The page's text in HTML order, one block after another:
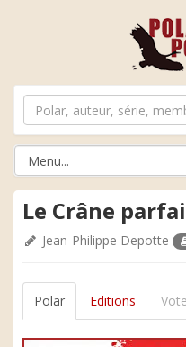
Le Crâne
Jean-Philippe Depotte
Polar Editions